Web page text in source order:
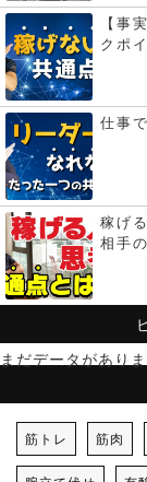
【事
クポ
仕事
稼げ
相手
まだデータがありま
筋トレ 筋肉